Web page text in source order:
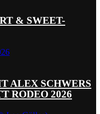
& SWEET-
ALEX SCHWERS
RODEO 2026